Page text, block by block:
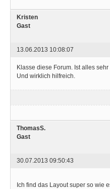
Kristen
Gast
13.06.2013 10:08:07
Klasse diese Forum. Ist alles
Und wirklich hilfreich.
ThomasS.
Gast
30.07.2013 09:50:43
Ich find das Layout super so wie